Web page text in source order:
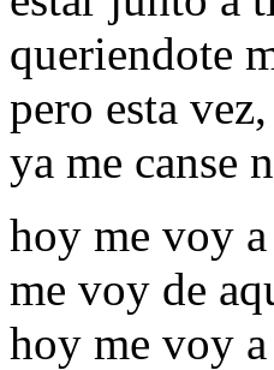
queriendote
pero esta
ya me canse
hoy me voy
me voy de
hoy me voy